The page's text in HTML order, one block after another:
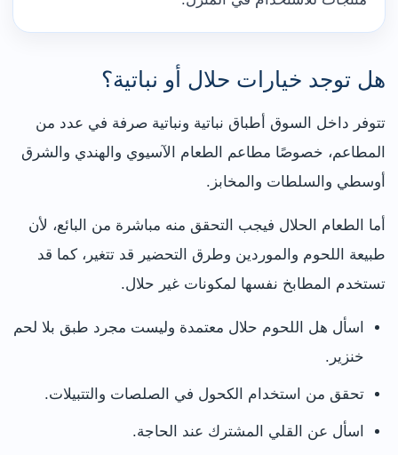
هل توجد خيارات حلال أو نباتية؟
تتوفر داخل السوق أطباق نباتية ونباتية صرفة في عدد من
المطاعم، خصوصًا مطاعم الطعام الآسيوي والهندي والشرق
أوسطي والسلطات والمخابز.
أما الطعام الحلال فيجب التحقق منه مباشرة من البائع، لأن
طبيعة اللحوم والموردين وطرق التحضير قد تتغير، كما قد
تستخدم المطابخ نفسها لمكونات غير حلال.
اسأل هل اللحوم حلال معتمدة وليست مجرد طبق بلا لحم
خنزير.
تحقق من استخدام الكحول في الصلصات والتتبيلات.
اسأل عن القلي المشترك عند الحاجة.